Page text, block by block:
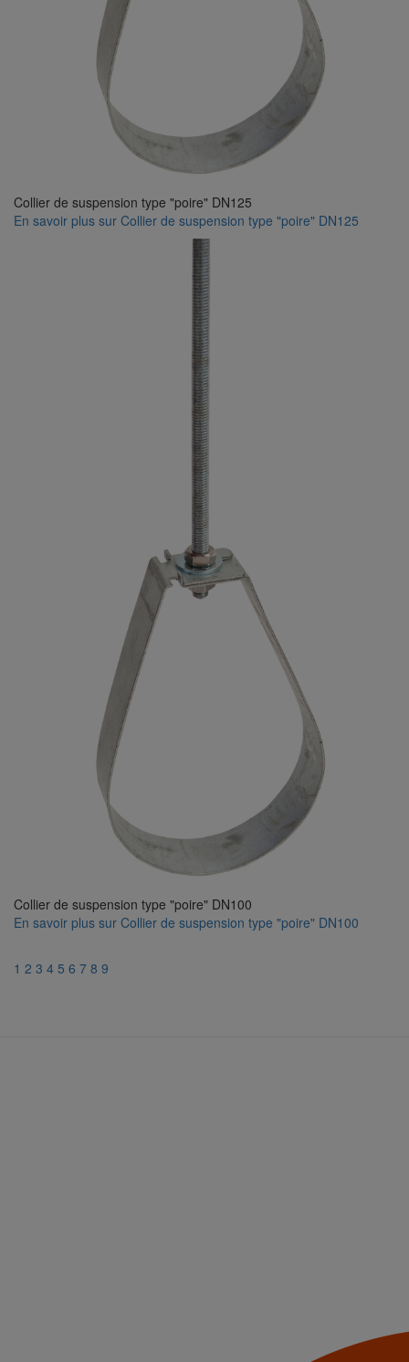
Collier de suspension type "poire" DN125
En savoir plus sur Collier de suspension type "poire" DN125
Collier de suspension type "poire" DN100
En savoir plus sur Collier de suspension type "poire" DN100
1 2 3 4 5 6 7 8 9